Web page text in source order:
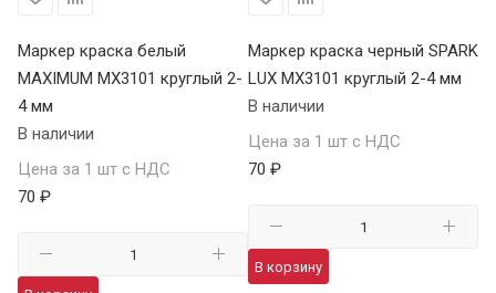
Маркер краска белый
MAXIMUM MX3101 круглый 2-
4 мм
В наличии
Цена за 1 шт с НДС
70 ₽
Маркер краска черный SPARK
LUX MX3101 круглый 2-4 мм
В наличии
Цена за 1 шт с НДС
70 ₽
В корзину